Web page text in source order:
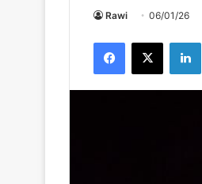
Rawi 06/01/26